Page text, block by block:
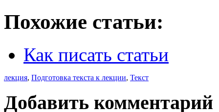
Похожие статьи:
Как писать статьи
лекция, Подготовка текста к лекции, Текст
Добавить комментарий